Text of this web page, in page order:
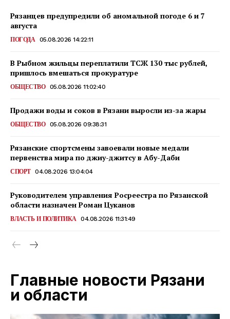
Рязанцев предупредили об аномальной погоде 6 и 7
августа
ПОГОДА 05.08.2026 14:22:11
В Рыбном жильцы переплатили ТСЖ 130 тыс рублей,
пришлось вмешаться прокуратуре
ОБЩЕСТВО 05.08.2026 11:02:40
Продажи воды и соков в Рязани выросли из-за жары
ОБЩЕСТВО 05.08.2026 09:38:31
Рязанские спортсмены завоевали новые медали
первенства мира по джиу-джитсу в Абу-Даби
СПОРТ 04.08.2026 13:04:04
Руководителем управления Росреестра по Рязанской
области назначен Роман Цуканов
ВЛАСТЬ И ПОЛИТИКА 04.08.2026 11:31:49
Главные новости Рязани
и области